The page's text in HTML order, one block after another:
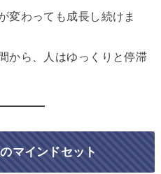
変わっても成長し続けま
から、人はゆっくりと停滞
マインドセット